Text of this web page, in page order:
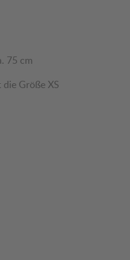
75 cm
Größe XS